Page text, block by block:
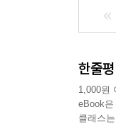
한줄평
1,000원
eBook
클래스